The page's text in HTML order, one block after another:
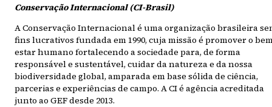
Conservação Internacional (CI-Brasil)
A Conservação Internacional é uma organização brasileira
fins lucrativos fundada em 1990, cuja missão é promover o
estar humano fortalecendo a sociedade para, de forma
responsável e sustentável, cuidar da natureza e da nossa
biodiversidade global, amparada em base sólida de ciência,
parcerias e experiências de campo. A CI é agência acreditada
junto ao GEF desde 2013.